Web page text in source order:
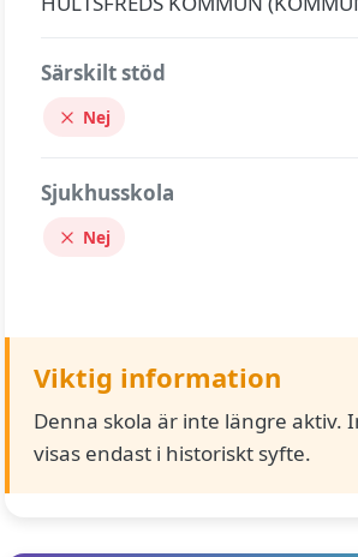
Särskilt stöd
Nej
Sjukhusskola
Nej
Viktig information
Denna skola är inte längre aktiv.
visas endast i historiskt syfte.